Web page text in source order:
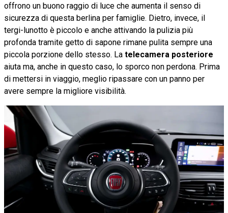
offrono un buono raggio di luce che aumenta il senso di
sicurezza di questa berlina per famiglie. Dietro, invece, il
tergi-lunotto è piccolo e anche attivando la pulizia più
profonda tramite getto di sapone rimane pulita sempre una
piccola porzione dello stesso. La telecamera posteriore
aiuta ma, anche in questo caso, lo sporco non perdona. Prima
di mettersi in viaggio, meglio ripassare con un panno per
avere sempre la migliore visibilità.